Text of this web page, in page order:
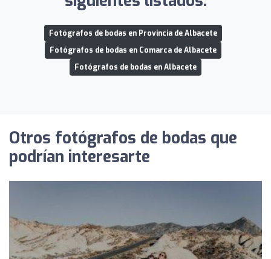
Fotógrafos de bodas en Provincia de Albacete
Fotógrafos de bodas en Comarca de Albacete
Fotógrafos de bodas en Albacete
Otros fotógrafos de bodas que
podrían interesarte